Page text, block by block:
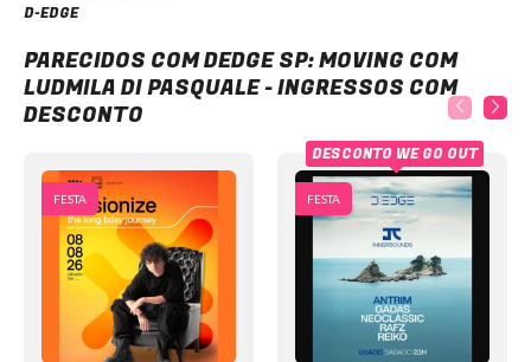
D-EDGE
PARECIDOS COM DEDGE SP: MOVING COM
LUDMILA DI PASQUALE - INGRESSOS COM
DESCONTO
FESTA FESTA
DESCONTO WE GO OUT